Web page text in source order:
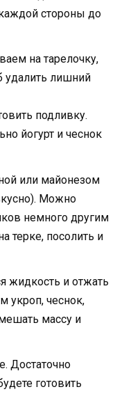
стороны до
на тарелочку,
удалить лишний
подливку.
йогурт и чеснок
или майонезом
Можно
немного другим
терке, посолить и
жидкость и отжать
укроп, чеснок,
массу и
Достаточно
готовить